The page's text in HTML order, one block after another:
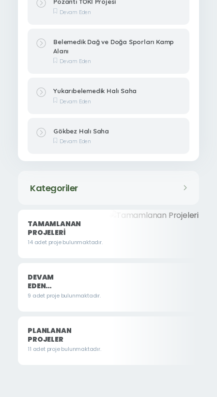
Kategoriler
TAMAMLANAN
PROJELERI
14 adet proje bulunmaktadır.
DEVAM
EDEN
PROJELER
9 adet proje bulunmaktadır.
PLANLANAN
PROJELER
11 adet proje bulunmaktadır.
Devam Eden
Belemedik Dağ ve Doğa Sporları Kamp
Alanı
Devam Eden
Yukarıbelemedik Halı Saha
Devam Eden
Gökbez Halı Saha
Devam Eden